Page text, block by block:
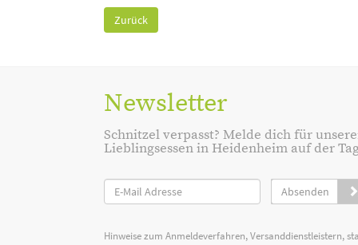
Zurück
Newsletter
Schnitzel verpasst? Melde dich für
Lieblingsessen in Heidenheim auf der
Absenden
Hinweise zum Anmeldeverfahren, Versanddienstleistern,